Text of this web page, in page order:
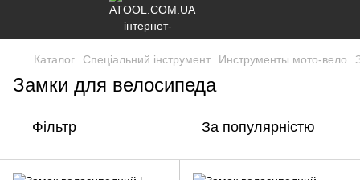
Каталог Спеціальний інструмент Инструменты мото-вело
Замки для велосипеда
Фільтр За популярністю